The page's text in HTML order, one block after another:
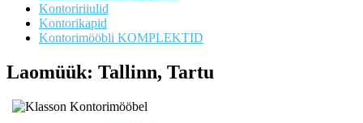
Kontoririiulid
Kontorikapid
Kontorimööbli KOMPLEKTID
Laomüük: Tallinn, Tartu